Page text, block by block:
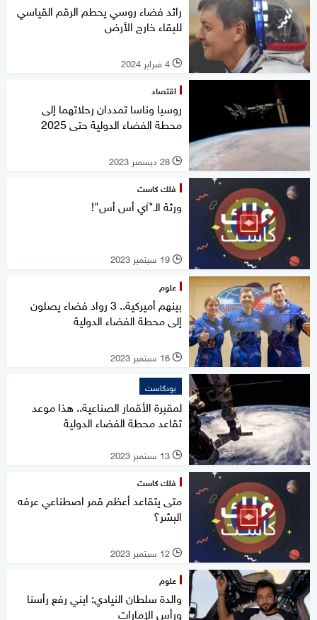
رائد فضاء روسي يحطم الرقم القياسي
للبقاء خارج الأرض
l 4 فبراير 2024
اقتصاد
روسيا وناسا تمددان رحلاتهما إلى
محطة الفضاء الدولية حتى 2025
l 28 ديسمبر 2023
فلك كاست
ورثة الـ"آي أس أس"!
l 19 سبتمبر 2023
علوم
بينهم أميركية.. 3 رواد فضاء يصلون
إلى محطة الفضاء الدولية
l 16 سبتمبر 2023
بودكاست
لمقبرة الأقمار الصناعية.. هذا موعد
تقاعد محطة الفضاء الدولية
l 13 سبتمبر 2023
فلك كاست
متى يتقاعد أعظم قمر اصطناعي عرفه
البشر؟
l 12 سبتمبر 2023
علوم
والدة سلطان النيادي: ابني رفع رأسنا
ورأس الإمارات